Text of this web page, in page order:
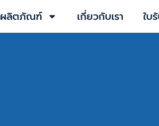
ผลิตภัณฑ์ เกี่ยวกับเรา ใบ